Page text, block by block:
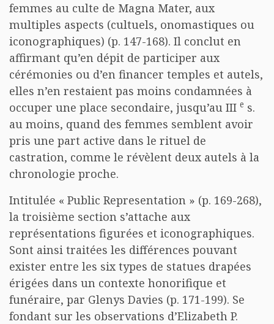
femmes au culte de Magna Mater, aux
multiples aspects (cultuels, onomastiques ou
iconographiques) (p. 147-168). Il conclut en
affirmant qu’en dépit de participer aux
cérémonies ou d’en financer temples et autels,
elles n’en restaient pas moins condamnées à
occuper une place secondaire, jusqu’au III e s.
au moins, quand des femmes semblent avoir
pris une part active dans le rituel de
castration, comme le révèlent deux autels à la
chronologie proche.
Intitulée « Public Representation » (p. 169-268),
la troisième section s’attache aux
représentations figurées et iconographiques.
Sont ainsi traitées les différences pouvant
exister entre les six types de statues drapées
érigées dans un contexte honorifique et
funéraire, par Glenys Davies (p. 171-199). Se
fondant sur les observations d’Elizabeth P.